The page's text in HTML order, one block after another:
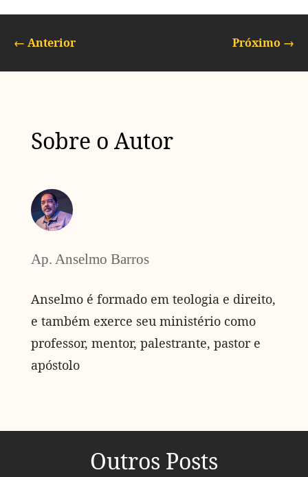
← Anterior Próximo →
Sobre o Autor
Ap. Anselmo Barros
Anselmo é formado em teologia e direito,
e também exerce seu ministério como
professor, mentor, palestrante, pastor e
apóstolo
Outros Posts